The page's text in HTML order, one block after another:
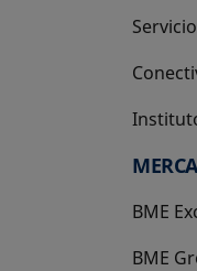
se abre
BME
BME
se abre